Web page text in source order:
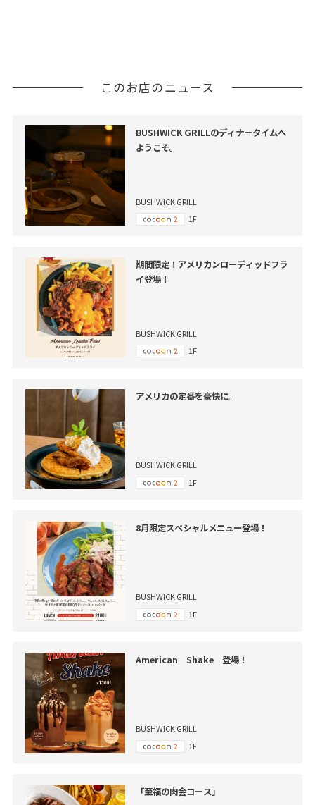
このお店のニュース
BUSHWICK GRILLのディナータイムへ
ようこそ。
BUSHWICK GRILL
1F
期間限定！アメリカンローディッドフラ
イ登場！
BUSHWICK GRILL
1F
アメリカの定番を豪快に。
BUSHWICK GRILL
1F
8月限定スペシャルメニュー登場！
BUSHWICK GRILL
1F
American Shake 登場！
BUSHWICK GRILL
1F
「至福の肉会コース」